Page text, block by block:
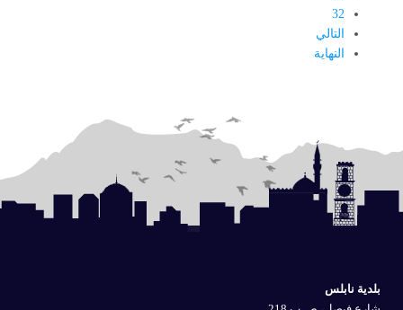
32
التالي
النهاية
بلدية نابلس